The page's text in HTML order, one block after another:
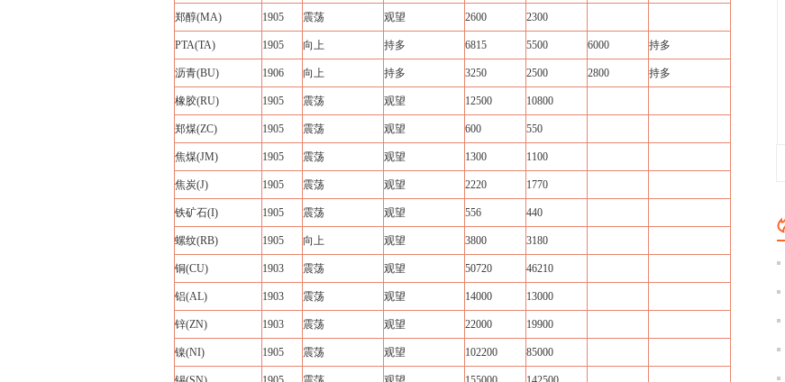
郑醇(MA) 1905 震荡 观望 2600 2300
PTA(TA) 1905 向上 持多 6815 5500 6000 持多
沥青(BU) 1906 向上 持多 3250 2500 2800 持多
橡胶(RU) 1905 震荡 观望 12500 10800
郑煤(ZC) 1905 震荡 观望 600 550
焦煤(JM) 1905 震荡 观望 1300 1100
焦炭(J) 1905 震荡 观望 2220 1770
铁矿石(I) 1905 震荡 观望 556 440
螺纹(RB) 1905 向上 观望 3800 3180
铜(CU) 1903 震荡 观望 50720 46210
铝(AL) 1903 震荡 观望 14000 13000
锌(ZN) 1903 震荡 观望 22000 19900
镍(NI) 1905 震荡 观望 102200 85000